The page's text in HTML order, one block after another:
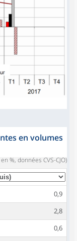
en volumes
%, données CVS-CJO)
0,9
2,8
0,6